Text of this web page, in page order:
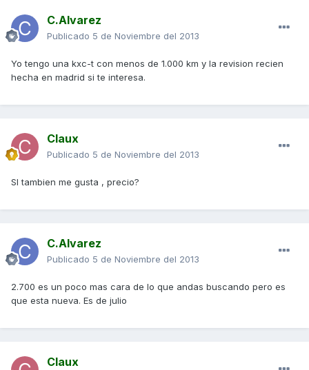
C.Alvarez
Publicado 5 de Noviembre del 2013
Yo tengo una kxc-t con menos de 1.000 km y la revision recien
hecha en madrid si te interesa.
Claux
Publicado 5 de Noviembre del 2013
SI tambien me gusta , precio?
C.Alvarez
Publicado 5 de Noviembre del 2013
2.700 es un poco mas cara de lo que andas buscando pero es
que esta nueva. Es de julio
Claux